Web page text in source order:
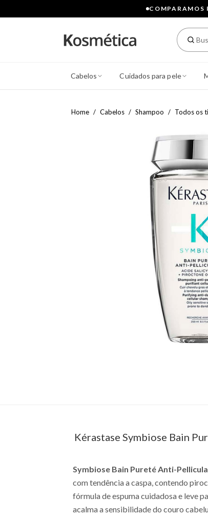
COMPARAMOS
Cabelos Cuidados para pele
Home Cabelos Shampoo Todos os
Kérastase Symbiose Bain
Symbiose Bain Pureté Anti-
com tendência a caspa, contendo
fórmula de espuma cuidadosa e leve
acalma a sensibilidade do couro